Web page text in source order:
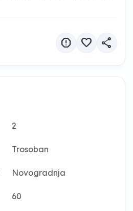
report favorite share
2
Trosoban
Novogradnja
60